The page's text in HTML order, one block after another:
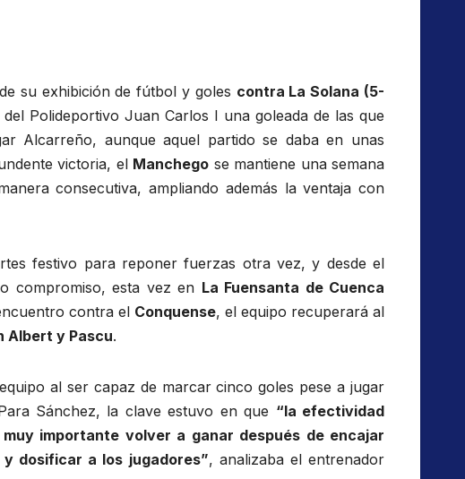
su exhibición de fútbol y goles contra La Solana (5-
Polideportivo Juan Carlos I una goleada de las que
Alcarreño, aunque aquel partido se daba en unas
victoria, el Manchego se mantiene una semana
consecutiva, ampliando además la ventaja con
festivo para reponer fuerzas otra vez, y desde el
compromiso, esta vez en La Fuensanta de Cuenca
contra el Conquense, el equipo recuperará al
Albert y Pascu.
al ser capaz de marcar cinco goles pese a jugar
Sánchez, la clave estuvo en que “la efectividad
muy importante volver a ganar después de encajar
dosificar a los jugadores”, analizaba el entrenador